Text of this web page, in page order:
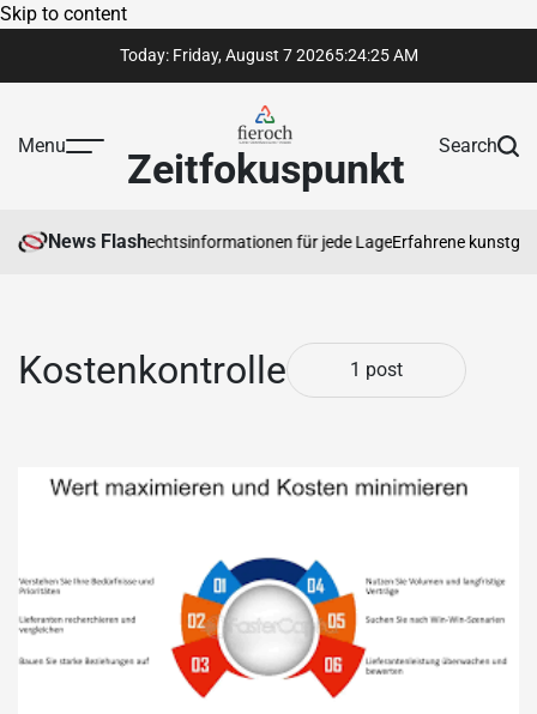
Skip to content
Today: Friday, August 7 20265:24:25 AM
Menu Zeitfokuspunkt Search
News FlashRechtsinformationen für jede LageErfahrene
Kostenkontrolle 1 post